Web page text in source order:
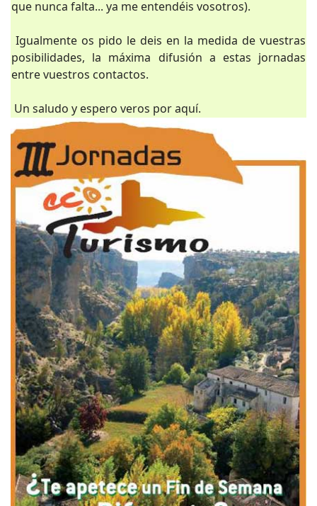
que nunca falta... ya me entendéis vosotros).
Igualmente os pido le deis en la medida de vuestras
posibilidades, la máxima difusión a estas jornadas
entre vuestros contactos.
Un saludo y espero veros por aquí.